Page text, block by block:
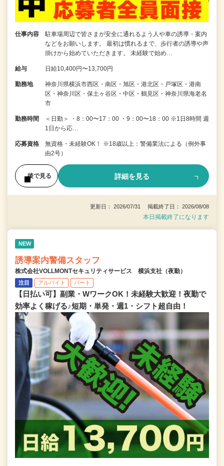
仕事内容
駐車場周辺で皆さまが安全に通れるよう人や車の誘導・案内
などをお願いします。 最初は慣れるまで、歩行者の誘導や声
掛けから始めていただきます。 未経験で始め…
給与 日給10,400円〜13,700円
勤務地
神奈川県横浜市西区・南区・旭区・港北区・戸塚区・港南
区・神奈川区・保土ヶ谷区・中区・鶴見区・神奈川県海老名
市
勤務時間
＜日勤＞ ・8：00〜17：00 ・9：00〜18：00 ※1日8時間 週
1日から応…
応募資格
無資格・未経験OK！ ※18歳以上：警備業法による（例外事
由2号）
後で見る 詳細を見る
更新日： 2026/07/31 掲載終了日： 2026/08/08
本日掲載終了になります
NEW
誘導案内警備スタッフ
株式会社VOLLMONTセキュリティサービス 横浜支社（夜勤）
注目 アルバイト パート
【日払い可】副業・WワークOK！未経験大歓迎！夜勤で
効率よく稼げる♪短期・単発・週1・シフト超自由！